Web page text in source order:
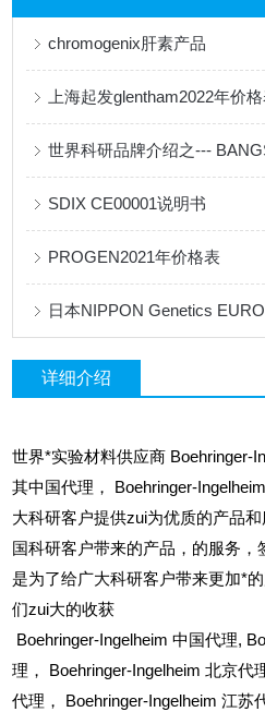
chromogenix肝素产品
上海起发glentham2022年价
世界科研品牌介绍之---
SDIX CE00001说明书
PROGEN2021年价格表
详细介绍
世界*实验材料供应商 Boehringer-
其中国代理， Boehringer-
大科研客户提供zui为优质的产品
国科研客户带来的产品，的服务，
是为了给广大科研客户带来更加*
们zui大的收获
Boehringer-Ingelheim中国代理,
理， Boehringer-Ingelheim 北京代
代理， Boehringer-Ingelheim 江苏